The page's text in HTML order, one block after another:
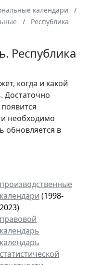
календари
Республика
Республика
когда и какой
Достаточно
необходимо
обновляется в
производственные
календари (1998-
2023)
правовой
календарь
календарь
статистической